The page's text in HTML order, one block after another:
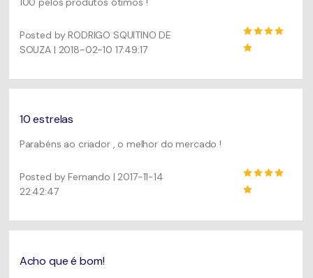
Posted by RODRIGO SQUITINO DE
SOUZA | 2018-02-10 17:49:17
10 estrelas
Parabéns ao criador , o melhor do mercado !
Posted by Fernando | 2017-11-14
22:42:47
Acho que é bom!